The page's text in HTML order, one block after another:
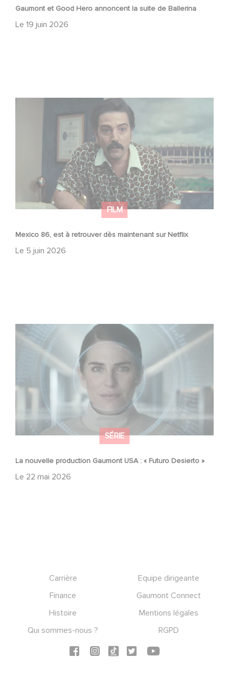
Gaumont et Good Hero annoncent la suite de Ballerina
Le 19 juin 2026
FILM
Mexico 86, est à retrouver dès maintenant sur Netflix
Le 5 juin 2026
Mexico 86, est à retrouver dès maintenant sur Netflix
SÉRIE
La nouvelle production Gaumont USA : « Futuro Desierto »
Le 22 mai 2026
La nouvelle production Gaumont USA : « Futuro Desierto
Carrière
Equipe dirigeante
Finance
Gaumont Connect
Histoire
Mentions légales
Qui sommes-nous ?
RGPD
Social icons